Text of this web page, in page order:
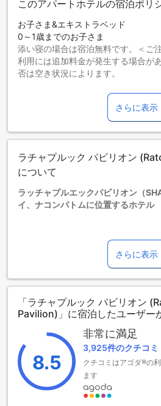
このアパートホテルの宿泊ポリ
お子さま&エキストラベッド
0～1歳までのお子さま
添い寝の場合は宿泊無料です。＜ご
利用には追加料金が発生する場合が
否は空き状況によります。
添い寝の場合は宿泊無料です。
8歳以上の宿泊者は大人とみなされま
エキストラベッドの追加可否は、ル
ます。各ルームタイプ欄の記載をお
ていない場合は、エキストラベッド
【ご注意】6部屋以上をご予約の場合
さらに表示
ラチャプルック パビリオン
について
ラッチャプルエックパビリオン（
イ、ナコンパトムに位置するホテル
ラッチャプルエックパビリオン（
は、ナコンパトムに位置する快適な
ェックアウトは午後12時まで可能で
からとなっています。ホテルは2019
ンが行われ、102室の客室を提供し
ルでは2歳から7歳までの子供が無料
す。ラッチャプルエックパビリオン
の方に最適な選択肢です。
便利な設備が充実したラッチャプル
（SHAエクストラプラス）
ラッチャプルエック・パビリオン（
は、ナコンパトムに位置するこのホ
さらに表示
「ラチャプルック パビリオン
Pavilion)」に宿泊したユーザー
8.5
非常に満足
3,925件のクチコミ
クチコミはアゴダ®の
ます